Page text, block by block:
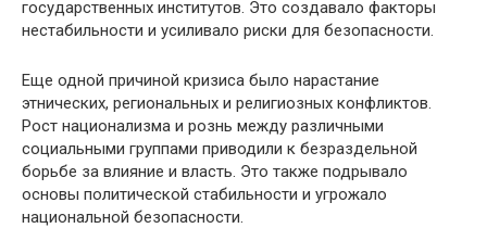
государственных институтов. Это создавало факторы
нестабильности и усиливало риски для безопасности.
Еще одной причиной кризиса было нарастание
этнических, региональных и религиозных конфликтов.
Рост национализма и рознь между различными
социальными группами приводили к безраздельной
борьбе за влияние и власть. Это также подрывало
основы политической стабильности и угрожало
национальной безопасности.